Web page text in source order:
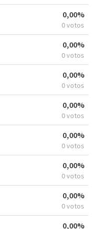
0,00%
0 votos
0,00%
0 votos
0,00%
0 votos
0,00%
0 votos
0,00%
0 votos
0,00%
0 votos
0,00%
0 votos
0,00%